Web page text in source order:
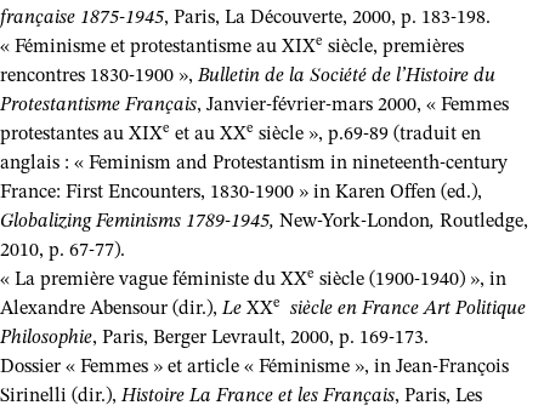
française 1875-1945, Paris, La Découverte, 2000, p. 183-198.
« Féminisme et protestantisme au XIXe siècle, premières
rencontres 1830-1900 », Bulletin de la Société de l’Histoire du
Protestantisme Français, Janvier-février-mars 2000, « Femmes
protestantes au XIXe et au XXe siècle », p.69-89 (traduit en
anglais : « Feminism and Protestantism in nineteenth-century
France: First Encounters, 1830-1900 » in Karen Offen (ed.),
Globalizing Feminisms 1789-1945, New-York-London, Routledge,
2010, p. 67-77).
« La première vague féministe du XXe siècle (1900-1940) », in
Alexandre Abensour (dir.), Le XXe
siècle en France Art Politique
Philosophie, Paris, Berger Levrault, 2000, p. 169-173.
Dossier « Femmes » et article « Féminisme », in Jean-François
Sirinelli (dir.), Histoire La France et les Français, Paris, Les